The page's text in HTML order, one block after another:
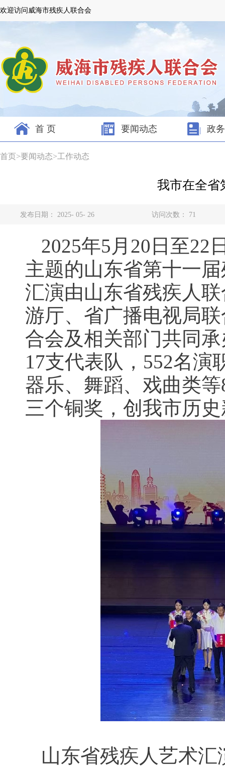
欢迎访问威海市残疾人联合会
首 页 要闻动态 政
首页>要闻动态>工作动态
我市在全省
发布日期： 2025- 05- 26 访问次数： 71
2025年5月20日至22
主题的山东省第十一
汇演由山东省残疾人
游厅、省广播电视局
合会及相关部门共同
17支代表队，552名演
器乐、舞蹈、戏曲类
三个铜奖，创我市历
山东省残疾人艺术